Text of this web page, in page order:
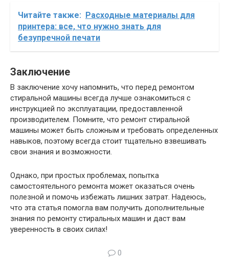
Читайте также:
Расходные материалы для
принтера: все, что нужно знать для
безупречной печати
Заключение
В заключение хочу напомнить, что перед ремонтом
стиральной машины всегда лучше ознакомиться с
инструкцией по эксплуатации, предоставленной
производителем. Помните, что ремонт стиральной
машины может быть сложным и требовать определенных
навыков, поэтому всегда стоит тщательно взвешивать
свои знания и возможности.
Однако, при простых проблемах, попытка
самостоятельного ремонта может оказаться очень
полезной и помочь избежать лишних затрат. Надеюсь,
что эта статья помогла вам получить дополнительные
знания по ремонту стиральных машин и даст вам
уверенность в своих силах!
0